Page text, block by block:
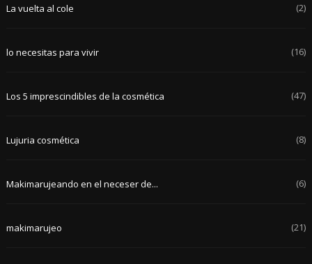
La vuelta al cole (2)
lo necesitas para vivir (16)
Los 5 imprescindibles de la cosmética (47)
Lujuria cosmética (8)
Makimarujeando en el neceser de... (6)
makimarujeo (21)